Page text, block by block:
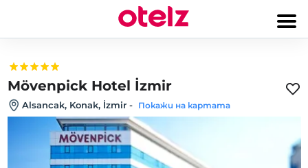
Mövenpick Hotel İzmir
Alsancak, Konak, İzmir - Покажи на картата